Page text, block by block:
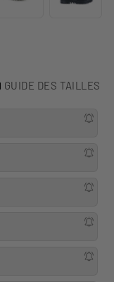
GUIDE DES TAILLES